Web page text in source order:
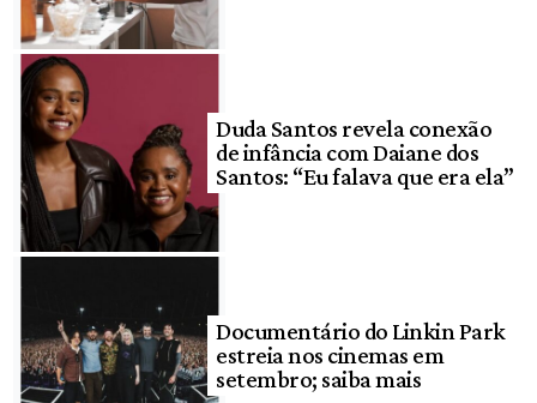
Duda Santos revela conexão
de infância com Daiane dos
Santos: “Eu falava que era ela”
Documentário do Linkin Park
estreia nos cinemas em
setembro; saiba mais